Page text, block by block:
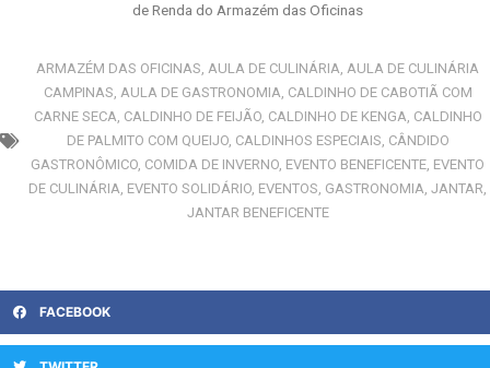
de Renda do Armazém das Oficinas
ARMAZÉM DAS OFICINAS, AULA DE CULINÁRIA, AULA DE CULINÁRIA
CAMPINAS, AULA DE GASTRONOMIA, CALDINHO DE CABOTIÃ COM
CARNE SECA, CALDINHO DE FEIJÃO, CALDINHO DE KENGA, CALDINHO
DE PALMITO COM QUEIJO, CALDINHOS ESPECIAIS, CÂNDIDO
GASTRONÔMICO, COMIDA DE INVERNO, EVENTO BENEFICENTE, EVENTO
DE CULINÁRIA, EVENTO SOLIDÁRIO, EVENTOS, GASTRONOMIA, JANTAR,
JANTAR BENEFICENTE
FACEBOOK